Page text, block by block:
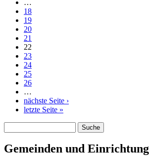
…
18
19
20
21
22
23
24
25
26
…
nächste Seite ›
letzte Seite »
Gemeinden und